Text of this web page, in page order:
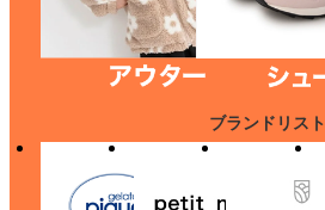
ブランドリスト